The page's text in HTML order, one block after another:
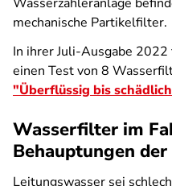
mechanische Partikelfilter.
In ihrer Juli-Ausgabe
einen Test von 8
"Überflüssig bis
Wasserfilter im
Behauptungen
Leitungswasser sei